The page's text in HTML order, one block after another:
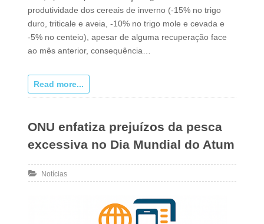
produtividade dos cereais de inverno (-15% no trigo
duro, triticale e aveia, -10% no trigo mole e cevada e
-5% no centeio), apesar de alguma recuperação face
ao mês anterior, consequência…
Read more...
ONU enfatiza prejuízos da pesca
excessiva no Dia Mundial do Atum
Notícias